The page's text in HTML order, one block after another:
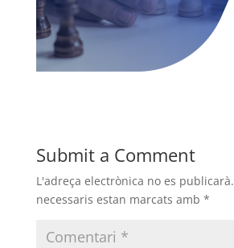
Submit a Comment
L'adreça electrònica no es publicarà.
necessaris estan marcats amb *